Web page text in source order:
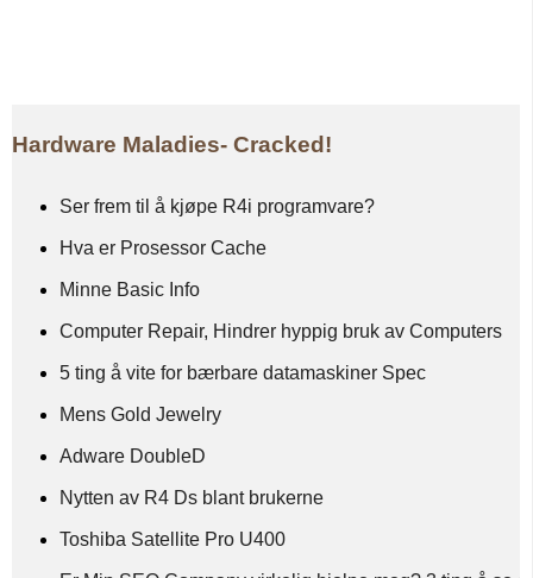
Hardware Maladies- Cracked!
Ser frem til å kjøpe R4i programvare?
Hva er Prosessor Cache
Minne Basic Info
Computer Repair, Hindrer hyppig bruk av Computers
5 ting å vite for bærbare datamaskiner Spec
Mens Gold Jewelry
Adware DoubleD
Nytten av R4 Ds blant brukerne
Toshiba Satellite Pro U400